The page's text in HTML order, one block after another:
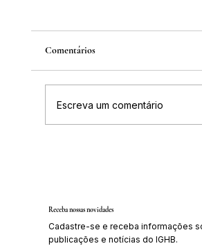
Comentários
Escreva um comentário
Receba nossas novidades
Cadastre-se e receba informações
publicações e notícias do IGHB.